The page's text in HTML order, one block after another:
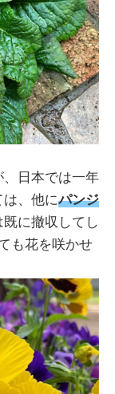
日本では一年
は、他にパンジ
に撤収してし
も花を咲かせ